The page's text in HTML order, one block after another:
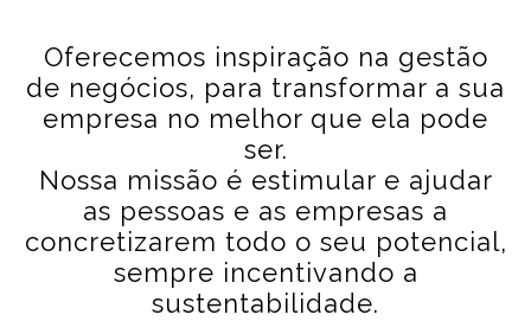
Oferecemos inspiração na gestão
de negócios, para transformar a sua
empresa no melhor que ela pode
ser.
Nossa missão é estimular e ajudar
as pessoas e as empresas a
concretizarem todo o seu potencial,
sempre incentivando a
sustentabilidade.